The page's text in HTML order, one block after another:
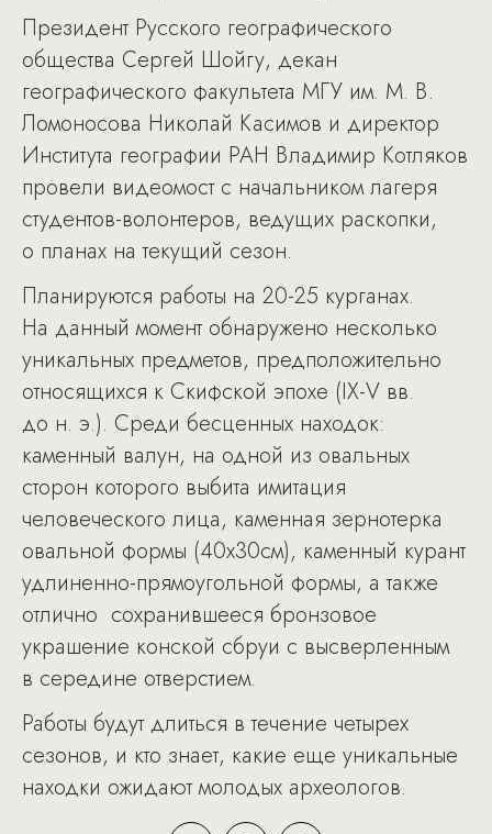
Президент Русского географического
общества Сергей Шойгу, декан
географического факультета МГУ им. М. В.
Ломоносова Николай Касимов и директор
Института географии РАН Владимир Котляков
провели видеомост с начальником лагеря
студентов-волонтеров, ведущих раскопки,
о планах на текущий сезон.
Планируются работы на 20-25 курганах.
На данный момент обнаружено несколько
уникальных предметов, предположительно
относящихся к Скифской эпохе (IX-V вв.
до н. э.). Среди бесценных находок:
каменный валун, на одной из овальных
сторон которого выбита имитация
человеческого лица, каменная зернотерка
овальной формы (40x30см), каменный курант
удлиненно-прямоугольной формы, а также
отлично сохранившееся бронзовое
украшение конской сбруи с высверленным
в середине отверстием.
Работы будут длиться в течение четырех
сезонов, и кто знает, какие еще уникальные
находки ожидают молодых археологов.